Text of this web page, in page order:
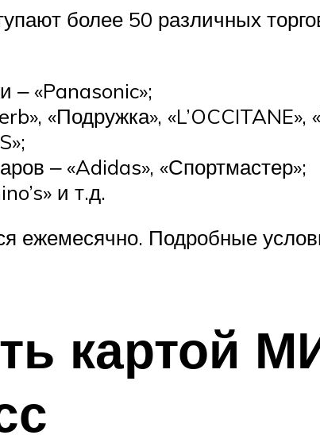
более 50 различных
‒ «Panasonic»;
«Подружка», «L’OCCITANE»,
‒ «Adidas», «Спортмастер»;
и т.д.
ежемесячно. Подробные
картой